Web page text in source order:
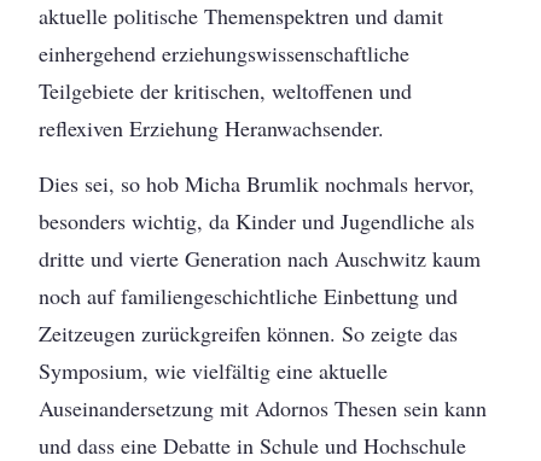
aktuelle politische Themenspektren und damit
einhergehend erziehungswissenschaftliche
Teilgebiete der kritischen, weltoffenen und
reflexiven Erziehung Heranwachsender.
Dies sei, so hob Micha Brumlik nochmals hervor,
besonders wichtig, da Kinder und Jugendliche als
dritte und vierte Generation nach Auschwitz kaum
noch auf familiengeschichtliche Einbettung und
Zeitzeugen zurückgreifen können. So zeigte das
Symposium, wie vielfältig eine aktuelle
Auseinandersetzung mit Adornos Thesen sein kann
und dass eine Debatte in Schule und Hochschule